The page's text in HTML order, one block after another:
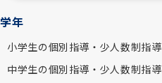
学年
小学生の個別指導・少人数制指導
中学生の個別指導・少人数制指導